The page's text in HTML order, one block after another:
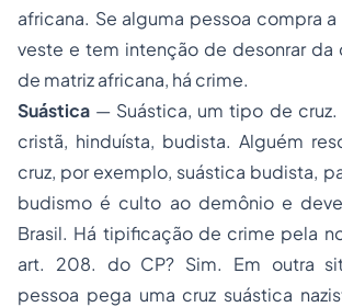
africana. Se alguma pessoa compra
veste e tem intenção de desonrar da
de matriz africana, há crime.
Suástica — Suástica, um tipo de cruz.
cristã, hinduísta, budista. Alguém
cruz, por exemplo, suástica budista,
budismo é culto ao demônio e
Brasil. Há tipificação de crime pela
art. 208. do CP? Sim. Em outra
pessoa pega uma cruz suástica